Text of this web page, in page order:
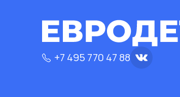
ассортименте.
Мы продаем сертифицированные
производителя TRUCKTEC.
+7 495 770 47 88